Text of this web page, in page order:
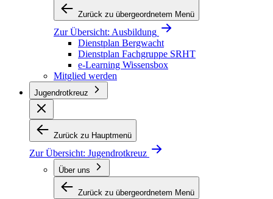
Zurück zu übergeordnetem Menü
Zur Übersicht: Ausbildung
Dienstplan Bergwacht
Dienstplan Fachgruppe SRHT
e-Learning Wissensbox
Mitglied werden
Jugendrotkreuz
Zurück zu Hauptmenü
Zur Übersicht: Jugendrotkreuz
Über uns
Zurück zu übergeordnetem Menü